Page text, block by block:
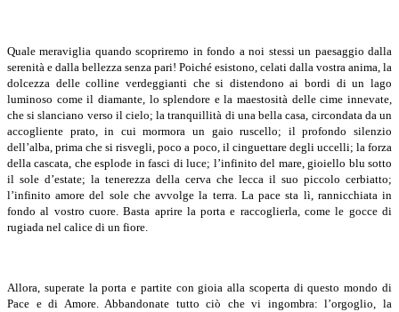
Quale meraviglia quando scopriremo in fondo a noi stessi un paesaggio dalla
serenità e dalla bellezza senza pari! Poiché esistono, celati dalla vostra anima, la
dolcezza delle colline verdeggianti che si distendono ai bordi di un lago
luminoso come il diamante, lo splendore e la maestosità delle cime innevate,
che si slanciano verso il cielo; la tranquillità di una bella casa, circondata da un
accogliente prato, in cui mormora un gaio ruscello; il profondo silenzio
dell’alba, prima che si risvegli, poco a poco, il cinguettare degli uccelli; la forza
della cascata, che esplode in fasci di luce; l’infinito del mare, gioiello blu sotto
il sole d’estate; la tenerezza della cerva che lecca il suo piccolo cerbiatto;
l’infinito amore del sole che avvolge la terra. La pace sta lì, rannicchiata in
fondo al vostro cuore. Basta aprire la porta e raccoglierla, come le gocce di
rugiada nel calice di un fiore.
Allora, superate la porta e partite con gioia alla scoperta di questo mondo di
Pace e di Amore. Abbandonate tutto ciò che vi ingombra: l’orgoglio, la